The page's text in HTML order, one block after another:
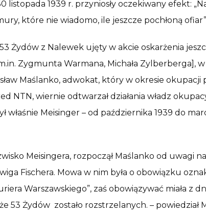
listopada 1939 r. przyniosły oczekiwany efekt:
które nie wiadomo, ile jeszcze pochłoną
Żydów z Nalewek ujęty w akcie oskarżenia
Zygmunta Warmana, Michała Zylberberga],
Maślanko, adwokat, który w okresie
NTN, wiernie odtwarzał działania władz
właśnie Meisinger – od października 1939 do
Meisingera, rozpoczął Maślanko od uwagi
Fischera. Mowa w nim była o obowiązku
Warszawskiego”, zaś obowiązywać miała z
53 Żydów zostało rozstrzelanych. –